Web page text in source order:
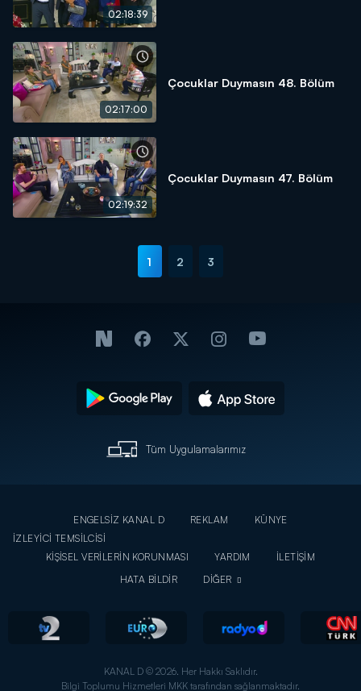
02:18:39
02:17:00
Çocuklar Duymasın 48. Bölüm
02:19:32
Çocuklar Duymasın 47. Bölüm
1 2 3
Tüm Uygulamalarımız
ENGELSİZ KANAL D REKLAM
KÜNYE
İZLEYİCİ TEMSİLCİSİ
KİŞİSEL VERİLERİN KORUNMASI
YARDIM
İLETİŞİM
HATA BİLDİR
DİĞER
KANAL D © 2026. Her Hakkı Saklıdır.
Bilgi Toplumu Hizmetleri MKK tarafından sağlanmaktadır.